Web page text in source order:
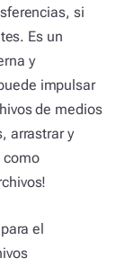
si
Es un
y
impulsar
de medios
arrastrar y
como
el